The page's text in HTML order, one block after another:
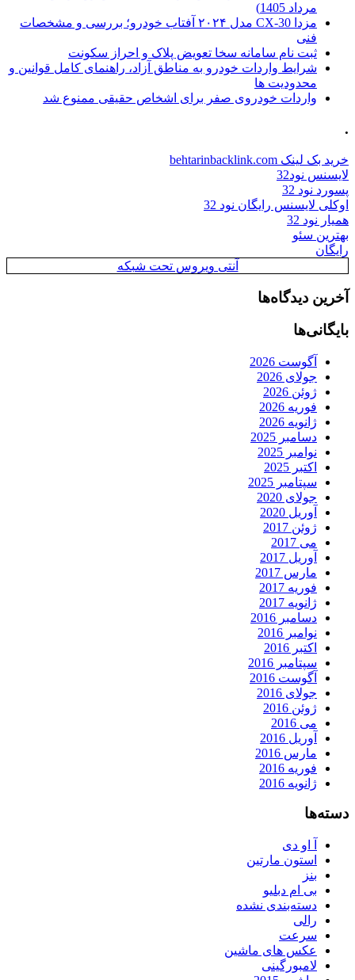
مرداد 1405)
مزدا CX-30 مدل ۲۰۲۴ آفتاب خودرو؛ بررسی و مشخصات
فنی
ثبت نام سامانه سخا تعویض پلاک و احراز سکونت
شرایط واردات خودرو به مناطق آزاد، راهنمای کامل قوانین و
محدودیت ها
واردات خودروی صفر برای اشخاص حقیقی ممنوع شد
.
خرید بک لینک behtarinbacklink.com
لایسنس نود32
پسورد نود 32
اوکلی لایسنس رایگان نود 32
همیار نود 32
بهترین سئو
رایگان
آنتی ویروس تحت شبکه
آخرین دیدگاه‌ها
بایگانی‌ها
آگوست 2026
جولای 2026
ژوئن 2026
فوریه 2026
ژانویه 2026
دسامبر 2025
نوامبر 2025
اکتبر 2025
سپتامبر 2025
جولای 2020
آوریل 2020
ژوئن 2017
می 2017
آوریل 2017
مارس 2017
فوریه 2017
ژانویه 2017
دسامبر 2016
نوامبر 2016
اکتبر 2016
سپتامبر 2016
آگوست 2016
جولای 2016
ژوئن 2016
می 2016
آوریل 2016
مارس 2016
فوریه 2016
ژانویه 2016
دسته‌ها
آ او دی
استون مارتین
بنز
بی ام دبلیو
دسته‌بندی نشده
رالی
سرعت
عکس های ماشین
لامبورگینی